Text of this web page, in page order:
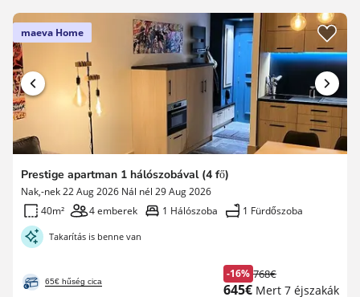
maeva Home
Prestige apartman 1 hálószobával (4 fő)
Nak,-nek 22 Aug 2026 Nál nél 29 Aug 2026
40m²
4 emberek 1 Hálószoba 1 Fürdőszoba
Takarítás is benne van
65€ hűség cica
-16%
Korábbi768€
Új
645€ Mert 7 éjszakák